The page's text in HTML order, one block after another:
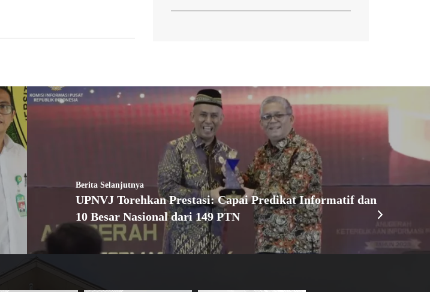
Berita Selanjutnya
UPNVJ Torehkan Prestasi: Capai Predikat Informatif dan
10 Besar Nasional dari 149 PTN